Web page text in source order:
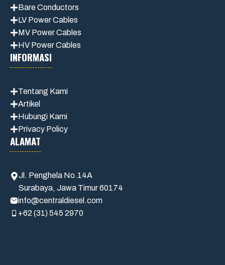
Bare Conductors
LV Power Cables
MV Power Cables
HV Power Cables
INFORMASI
Tentang Kami
Artikel
Hubungi Kami
Privacy Policy
ALAMAT
Jl. Penghela No.14A
Surabaya, Jawa Timur 60174
info@centraldiesel.com
+62 (31) 545 2970